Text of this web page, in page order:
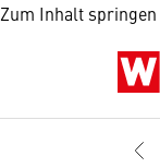
Zum Inhalt springen